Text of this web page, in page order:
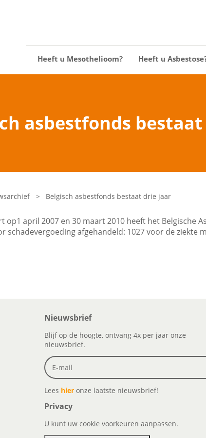
Heeft u Mesothelioom? Heeft u
asbestfonds
> Belgisch asbestfonds bestaat drie jaar
op1 april 2007 en 30 maart 2010 heeft het Belgische
schadevergoeding afgehandeld: 1027 voor de ziekte
Nieuwsbrief
Blijf op de hoogte, ontvang 4x per jaar onze
nieuwsbrief.
Lees hier onze laatste nieuwsbrief!
Privacy
U kunt uw cookie voorkeuren aanpassen.